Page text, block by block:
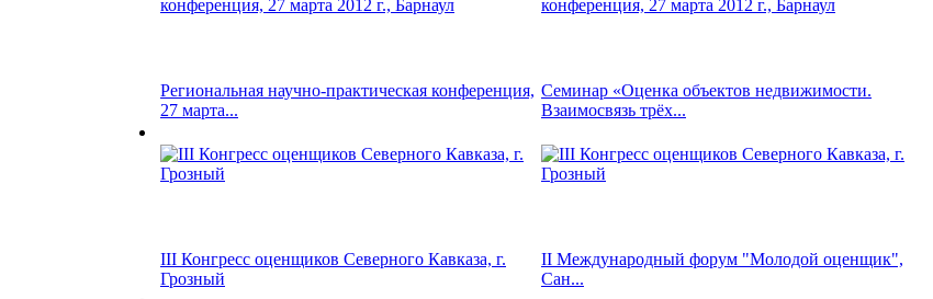
Региональная научно-практическая конференция,
27 марта...
Семинар «Оценка объектов недвижимости.
Взаимосвязь трёх...
III Конгресс оценщиков Северного Кавказа, г.
Грозный
II Международный форум "Молодой оценщик",
Сан...